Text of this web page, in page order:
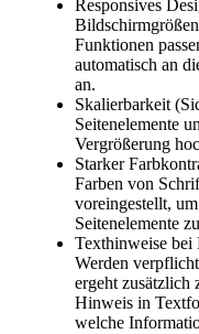
Responsives
Funktionen
automatisch an
an.
Skalierbarkeit
Seitenelemente
Vergrößerung
Starker
Farben von
voreingestellt,
Seitenelemente
Texthinweise bei
Werden
ergeht zusätzlich
Hinweis in
welche